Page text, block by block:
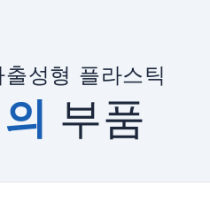
출성형 플라스틱
의 부품